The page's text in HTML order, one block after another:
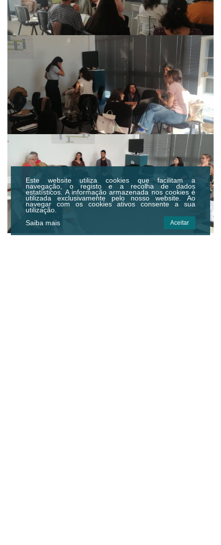
Este website utiliza cookies que facilitam a
navegação, o registo e a recolha de dados
estatísticos.A informação armazenada nos cookies é
utilizada exclusivamente pelo nosso website. Ao
navegar com os cookies ativos consente a sua
utilização.
Saiba mais
Aceitar